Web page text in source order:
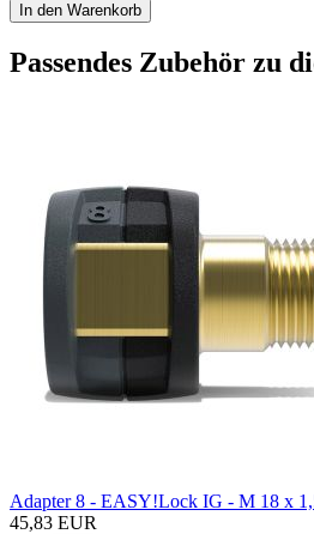
In den Warenkorb
Passendes Zubehör zu
Adapter 8 - EASY!Lock IG - M 18 x
45,83 EUR